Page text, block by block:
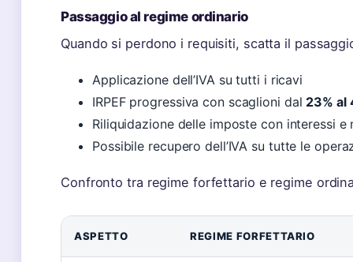
Passaggio al regime ordinario
Quando si perdono i requisiti, scatta il
Applicazione dell’IVA su tutti i ricavi
IRPEF progressiva con scaglioni dal 23% al
Riliquidazione delle imposte con interessi e
Possibile recupero dell’IVA su tutte le
Confronto tra regime forfettario e regime
ASPETTO REGIME FORFETTARIO